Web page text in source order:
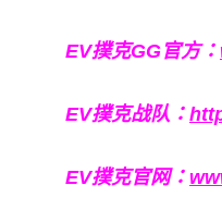
EV撲克GG官方：
EV撲克战队：
EV撲克官网：